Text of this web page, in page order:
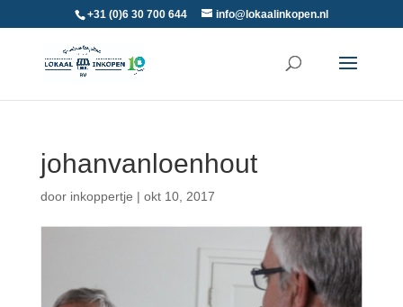
+31 (0)6 30 700 644 info@lokaalinkopen.nl
johanvanloenhout
door inkoppertje | okt 10, 2017